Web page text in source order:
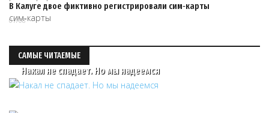
В Калуге двое фиктивно регистрировали сим‑карты
07/08
САМЫЕ ЧИТАЕМЫЕ
Накал не спадает. Но мы надеемся